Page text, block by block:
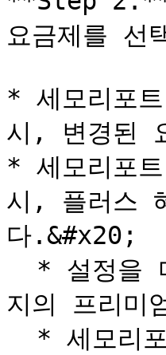
요금제를 선
* 세모리포
시, 변경된
* 세모리포
시, 플러스
다.&#x20;
지의 프리미